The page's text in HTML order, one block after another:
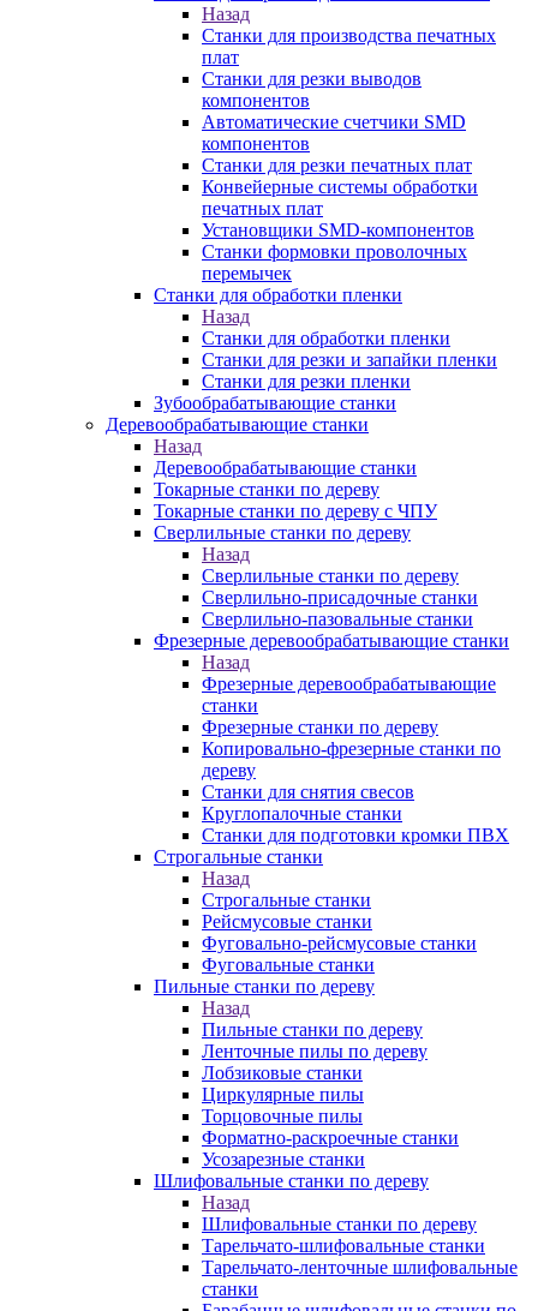
Назад
Станки для производства печатных
плат
Станки для резки выводов
компонентов
Автоматические счетчики SMD
компонентов
Станки для резки печатных плат
Конвейерные системы обработки
печатных плат
Установщики SMD-компонентов
Станки формовки проволочных
перемычек
Станки для обработки пленки
Назад
Станки для обработки пленки
Станки для резки и запайки пленки
Станки для резки пленки
Зубообрабатывающие станки
Деревообрабатывающие станки
Назад
Деревообрабатывающие станки
Токарные станки по дереву
Токарные станки по дереву с ЧПУ
Сверлильные станки по дереву
Назад
Сверлильные станки по дереву
Сверлильно-присадочные станки
Сверлильно-пазовальные станки
Фрезерные деревообрабатывающие станки
Назад
Фрезерные деревообрабатывающие
станки
Фрезерные станки по дереву
Копировально-фрезерные станки по
дереву
Станки для снятия свесов
Круглопалочные станки
Станки для подготовки кромки ПВХ
Строгальные станки
Назад
Строгальные станки
Рейсмусовые станки
Фуговально-рейсмусовые станки
Фуговальные станки
Пильные станки по дереву
Назад
Пильные станки по дереву
Ленточные пилы по дереву
Лобзиковые станки
Циркулярные пилы
Торцовочные пилы
Форматно-раскроечные станки
Усозарезные станки
Шлифовальные станки по дереву
Назад
Шлифовальные станки по дереву
Тарельчато-шлифовальные станки
Тарельчато-ленточные шлифовальные
станки